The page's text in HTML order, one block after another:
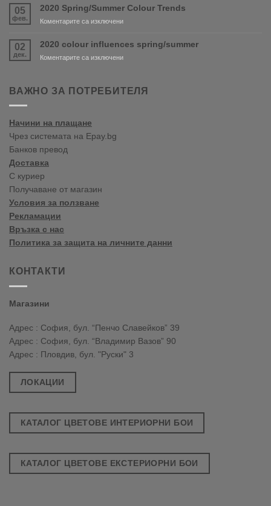
soon!
shop
Varna
05
фев.
2020 Spring/Summer Colour Trends
Коментарите са изключениза
Spring/Summer
Trends
02
дек.
2020 colour influences spring/summer
Коментарите са изключениза
influences
ВАЖНО ЗА ПОТРЕБИТЕЛЯ
Начини на плащане
Чрез системата на Epay.bg
Банков превод
Доставка
С куриер
Получаване от магазин
Условия за ползване
Рекламации
Връзка с нас
Политика за защита на личните данни
КОНТАКТИ
Магазини
Адрес : София, бул. “Пенчо Славейков” 39
Адрес : София, бул. “Владимир Вазов” 90
Адрес : Пловдив, бул. "Руски" 3
ЛОКАЦИИ
КАТАЛОГ ЦВЕТОВЕ ИНТЕРИОРНИ БОИ
КАТАЛОГ ЦВЕТОВЕ ЕКСТЕРИОРНИ БОИ